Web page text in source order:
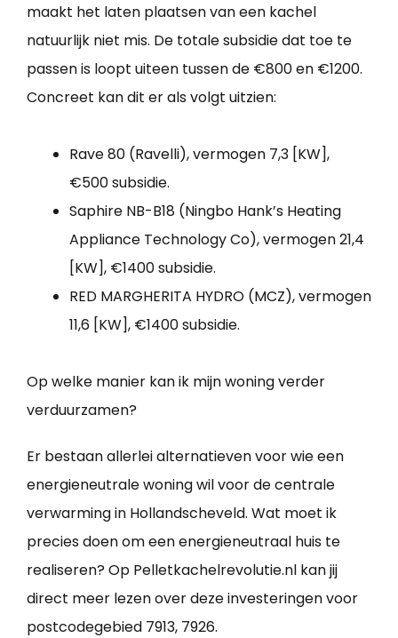
maakt het laten plaatsen van een kachel
natuurlijk niet mis. De totale subsidie dat toe te
passen is loopt uiteen tussen de €800 en €1200.
Concreet kan dit er als volgt uitzien:
Rave 80 (Ravelli), vermogen 7,3 [KW],
€500 subsidie.
Saphire NB-B18 (Ningbo Hank’s Heating
Appliance Technology Co), vermogen 21,4
[KW], €1400 subsidie.
RED MARGHERITA HYDRO (MCZ), vermogen
11,6 [KW], €1400 subsidie.
Op welke manier kan ik mijn woning verder
verduurzamen?
Er bestaan allerlei alternatieven voor wie een
energieneutrale woning wil voor de centrale
verwarming in Hollandscheveld. Wat moet ik
precies doen om een energieneutraal huis te
realiseren? Op Pelletkachelrevolutie.nl kan jij
direct meer lezen over deze investeringen voor
postcodegebied 7913, 7926.